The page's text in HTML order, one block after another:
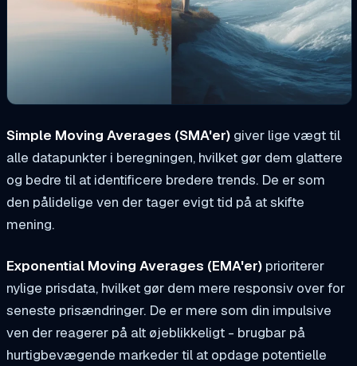
Simple Moving Averages (SMA'er) giver lige vægt til
alle datapunkter i beregningen, hvilket gør dem glattere
og bedre til at identificere bredere trends. De er som
den pålidelige ven der tager evigt tid på at skifte
mening.
Exponential Moving Averages (EMA'er) prioriterer
nylige prisdata, hvilket gør dem mere responsiv over for
seneste prisændringer. De er mere som din impulsive
ven der reagerer på alt øjeblikkeligt - brugbar på
hurtigbevægende markeder til at opdage potentielle